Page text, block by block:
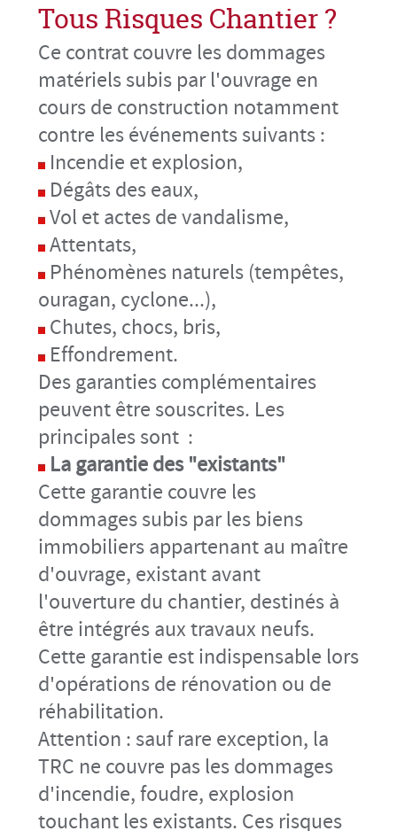
Tous Risques Chantier ?
Ce contrat couvre les dommages
matériels subis par l'ouvrage en
cours de construction notamment
contre les événements suivants :
Incendie et explosion,
Dégâts des eaux,
Vol et actes de vandalisme,
Attentats,
Phénomènes naturels (tempêtes,
ouragan, cyclone...),
Chutes, chocs, bris,
Effondrement.
Des garanties complémentaires
peuvent être souscrites. Les
principales sont :
La garantie des "existants"
Cette garantie couvre les
dommages subis par les biens
immobiliers appartenant au maître
d'ouvrage, existant avant
l'ouverture du chantier, destinés à
être intégrés aux travaux neufs.
Cette garantie est indispensable lors
d'opérations de rénovation ou de
réhabilitation.
Attention : sauf rare exception, la
TRC ne couvre pas les dommages
d'incendie, foudre, explosion
touchant les existants. Ces risques